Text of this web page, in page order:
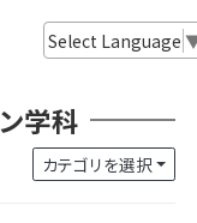
Select Language
学科
カテゴリを選択